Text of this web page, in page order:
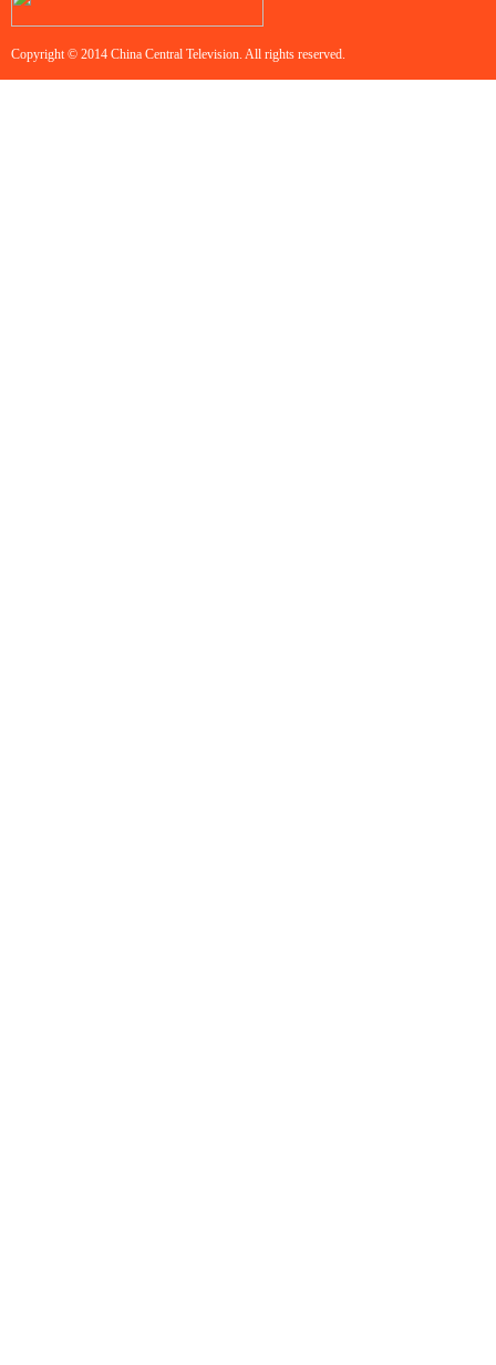
Copyright © 2014 China Central Television. All rights reserved.